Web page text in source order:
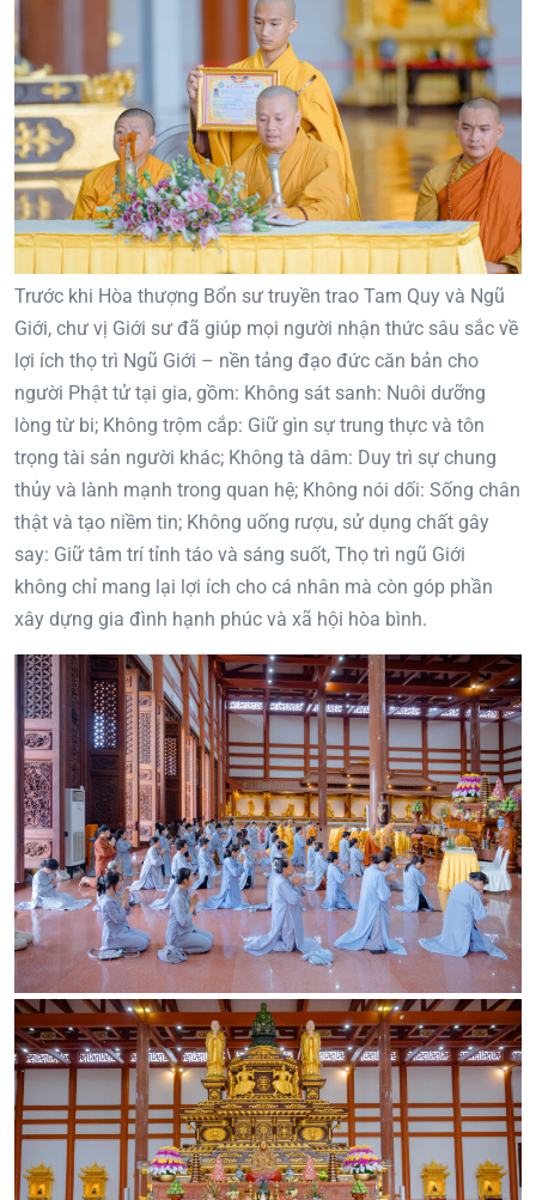
Trước khi Hòa thượng Bổn sư truyền trao Tam Quy và Ngũ
Giới, chư vị Giới sư đã giúp mọi người nhận thức sâu sắc về
lợi ích thọ trì Ngũ Giới – nền tảng đạo đức căn bản cho
người Phật tử tại gia, gồm: Không sát sanh: Nuôi dưỡng
lòng từ bi; Không trộm cắp: Giữ gìn sự trung thực và tôn
trọng tài sản người khác; Không tà dâm: Duy trì sự chung
thủy và lành mạnh trong quan hệ; Không nói dối: Sống chân
thật và tạo niềm tin; Không uống rượu, sử dụng chất gây
say: Giữ tâm trí tỉnh táo và sáng suốt, Thọ trì ngũ Giới
không chỉ mang lại lợi ích cho cá nhân mà còn góp phần
xây dựng gia đình hạnh phúc và xã hội hòa bình.